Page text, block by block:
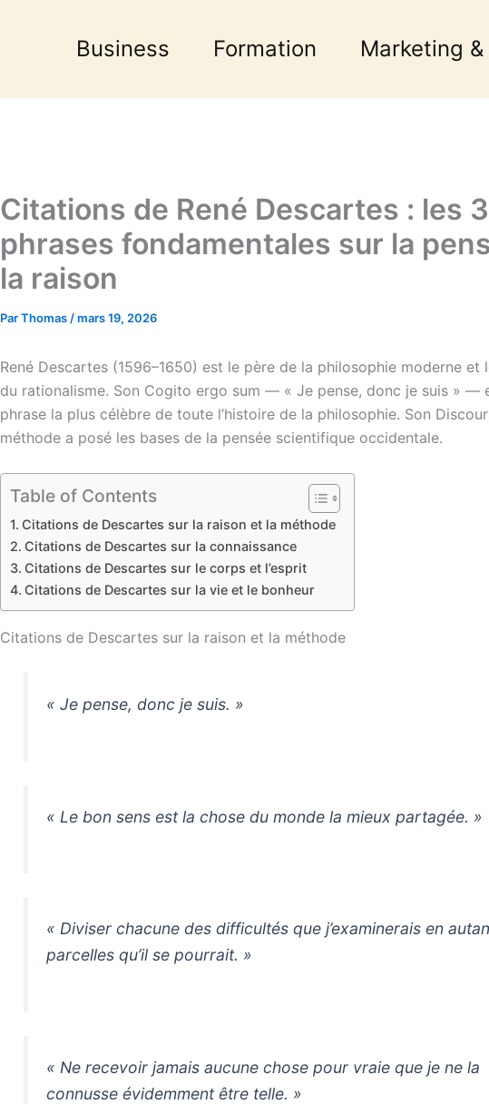
Business Formation Marketing
Citations de René Descartes : les
phrases fondamentales sur la
la raison
ParThomas /mars 19, 2026
René Descartes (1596–1650) est le père de la philosophie moderne et
du rationalisme. Son Cogito ergo sum — « Je pense, donc je suis » —
phrase la plus célèbre de toute l’histoire de la philosophie. Son
méthode a posé les bases de la pensée scientifique occidentale.
Table of Contents
Citations de Descartes sur la raison et la méthode
Citations de Descartes sur la connaissance
Citations de Descartes sur le corps et l’esprit
Citations de Descartes sur la vie et le bonheur
Citations de Descartes sur la raison et la méthode
« Je pense, donc je suis. »
« Le bon sens est la chose du monde la mieux partagée. »
« Diviser chacune des difficultés que j’examinerais en
parcelles qu’il se pourrait. »
« Ne recevoir jamais aucune chose pour vraie que je ne la
connusse évidemment être telle. »